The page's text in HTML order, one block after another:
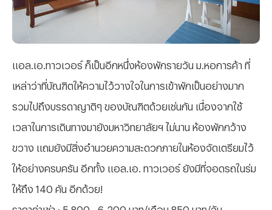
แอล.เอ.ทาวเวอร์ ก็เป็นอีกหนึ่งห้องพักรายวัน ม.หอการค้า ที่
เหล่าว่าที่บัณฑิตให้ความไว้วางใจในการเข้าพักเป็นอย่างมาก
รวมไปถึงบรรดาญาติๆ ของบัณฑิตด้วยเช่นกัน เนื่องจากใช้
เวลาในการเดินทางมายังมหาวิทยาลัยฯ ไม่นาน ห้องพักกว้าง
ขวาง แถมยังมีสิ่งอำนวยความสะดวกภายในห้องจัดเตรียมไว้
ให้อย่างครบครัน อีกทั้ง แอล.เอ. ทาวเวอร์ ยังมีที่จอดรถในร่ม
ให้ถึง 140 คัน อีกด้วย!
ราคาค่าเช่า : 5,800 - 6,200 บาท/เดือน 850 บาท/วัน